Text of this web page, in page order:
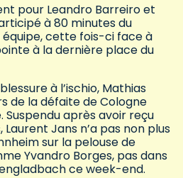
pour Leandro Barreiro et
à 80 minutes du
équipe, cette fois-ci face à
à la dernière place du
à l’ischio, Mathias
de la défaite de Cologne
Suspendu après avoir reçu
Jans n’a pas non plus
sur la pelouse de
Yvandro Borges, pas dans
ce week-end.